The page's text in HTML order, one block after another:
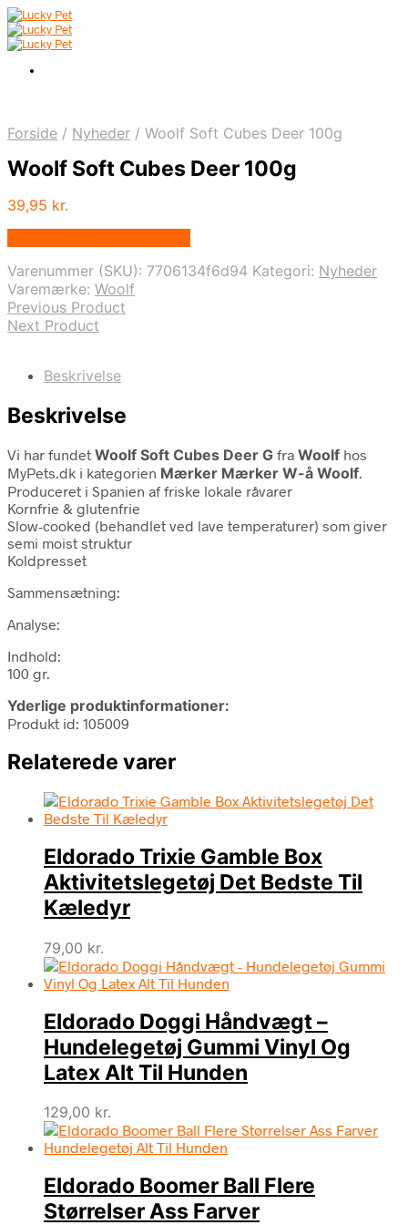
Forside / Nyheder / Woolf Soft Cubes Deer 100g
Woolf Soft Cubes Deer 100g
39,95 kr.
Varenummer (SKU): 7706134f6d94 Kategori: Nyheder
Varemærke: Woolf
Previous Product
Next Product
Beskrivelse
Beskrivelse
Vi har fundet Woolf Soft Cubes Deer G fra Woolf hos
MyPets.dk i kategorien Mærker Mærker W-å Woolf.
Produceret i Spanien af friske lokale råvarer
Kornfrie & glutenfrie
Slow-cooked (behandlet ved lave temperaturer) som giver
semi moist struktur
Koldpresset
Sammensætning:
Analyse:
Indhold:
100 gr.
Yderlige produktinformationer:
Produkt id: 105009
Relaterede varer
Eldorado Trixie Gamble Box
Aktivitetslegetøj Det Bedste Til
Kæledyr
79,00 kr.
Eldorado Doggi Håndvægt –
Hundelegetøj Gummi Vinyl Og
Latex Alt Til Hunden
129,00 kr.
Eldorado Boomer Ball Flere
Størrelser Ass Farver